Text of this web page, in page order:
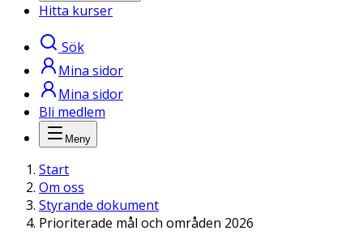
Hitta kurser
Sök
Mina sidor
Mina sidor
Bli medlem
Meny
Start
Om oss
Styrande dokument
Prioriterade mål och områden 2026